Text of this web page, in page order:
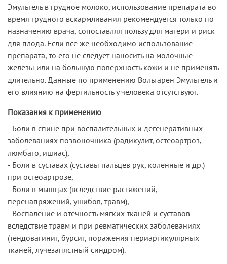
Эмульгель в грудное молоко, использование препарата во
время грудного вскармливания рекомендуется только по
назначению врача, сопоставляя пользу для матери и риск
для плода. Если все же необходимо использование
препарата, то его не следует наносить на молочные
железы или на большую поверхность кожи и не применять
длительно. Данные по применению Вольтарен Эмульгель и
его влиянию на фертильность у человека отсутствуют.
Показания к применению
- Боли в спине при воспалительных и дегенеративных
заболеваниях позвоночника (радикулит, остеоартроз,
люмбаго, ишиас),
- Боли в суставах (суставы пальцев рук, коленные и др.)
при остеоартрозе,
- Боли в мышцах (вследствие растяжений,
перенапряжений, ушибов, травм),
- Воспаление и отечность мягких тканей и суставов
вследствие травм и при ревматических заболеваниях
(тендовагинит, бурсит, поражения периартикулярных
тканей, лучезапястный синдром).